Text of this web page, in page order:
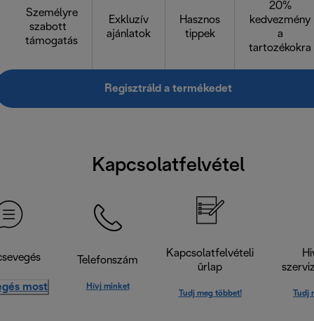
Személyre
szabott
támogatás
Exkluzív
ajánlatok
Hasznos
tippek
20%
kedvezmény
a
tartozékokra
Regisztráld a termékedet
Kapcsolatfelvétel
most
Telefonszám
Hívj minket
Kapcsolatfelvételi
űrlap
Tudj meg többet! Tudj